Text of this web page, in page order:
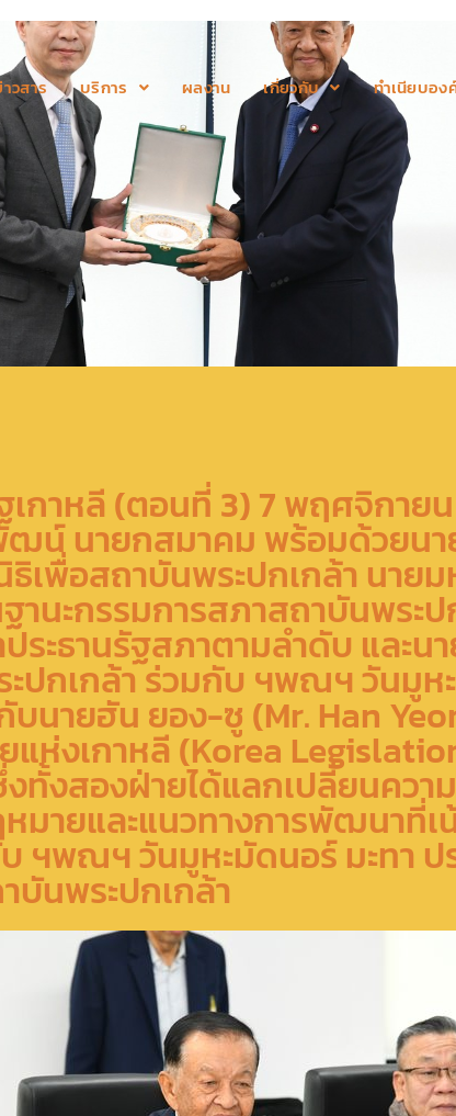
วสาร บริการ ผลงาน เกี่ยวกับ ทำเนียบอง
กาหลี (ตอนที่ 3) 7 พฤศจิกายน
น์ นายกสมาคม พร้อมด้วยนา
เพื่อสถาบันพระปกเกล้า นา
นะกรรมการสภาสถาบันพระป
ะธานรัฐสภาตามลำดับ และน
ะปกเกล้า ร่วมกับ ฯพณฯ วันมูห
นายฮัน ยอง-ซู (Mr. Han
ห่งเกาหลี (Korea
ทั้งสองฝ่ายได้แลกเปลี่ยนควา
มายและแนวทางการพัฒนาที่เ
ฯพณฯ วันมูหะมัดนอร์ มะทา ป
บันพระปกเกล้า